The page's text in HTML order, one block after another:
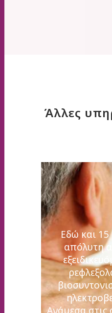
Άλλες
Εδώ και 15
απόλυτη
Ανάμεσα στις